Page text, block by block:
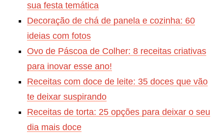
sua festa temática
Decoração de chá de panela e cozinha: 60
ideias com fotos
Ovo de Páscoa de Colher: 8 receitas criativas
para inovar esse ano!
Receitas com doce de leite: 35 doces que vão
te deixar suspirando
Receitas de torta: 25 opções para deixar o seu
dia mais doce